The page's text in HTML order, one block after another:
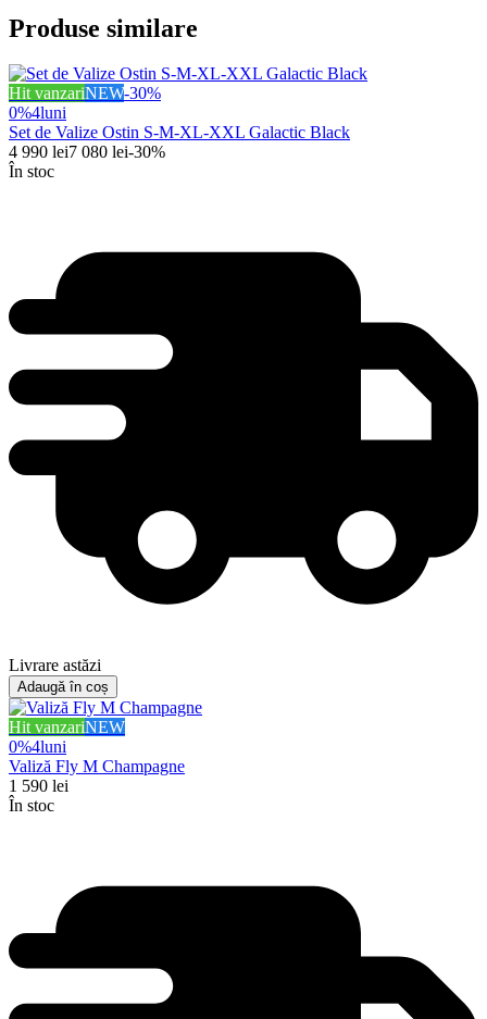
Produse similare
Hit vanzariNEW-30%
0%4luni
Set de Valize Ostin S-M-XL-XXL Galactic Black
4 990 lei7 080 lei-30%
În stoc
Livrare astăzi
Adaugă în coș
Hit vanzariNEW
0%4luni
Valiză Fly M Champagne
1 590 lei
În stoc